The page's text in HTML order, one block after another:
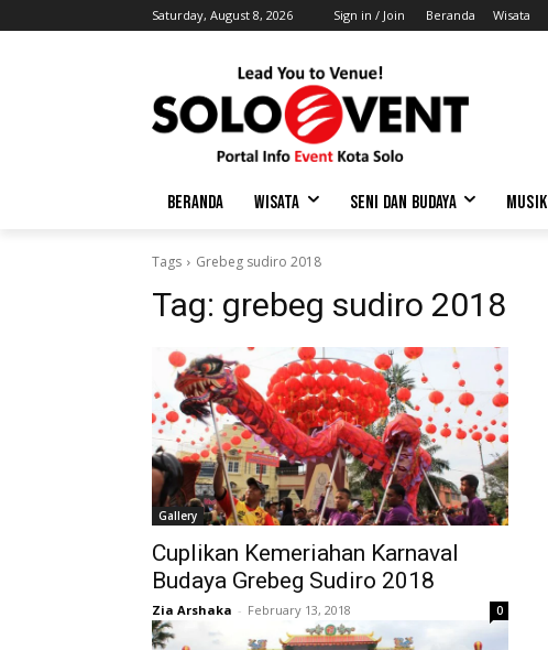
Saturday, August 8, 2026 Sign in / Join Beranda Wisata
BERANDA WISATA SENI DAN BUDAYA MUSIK
Tags Grebeg sudiro 2018
Tag: grebeg sudiro 2018
Gallery
Cuplikan Kemeriahan Karnaval
Budaya Grebeg Sudiro 2018
Zia Arshaka - February 13, 2018 0